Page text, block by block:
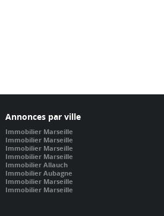
Annonces par ville
Immobilier Marseille
Immobilier Marseille
Immobilier Marseille
Immobilier Marseille
Immobilier Allauch
Immobilier Aubagne
Immobilier Marseille
Immobilier Marseille